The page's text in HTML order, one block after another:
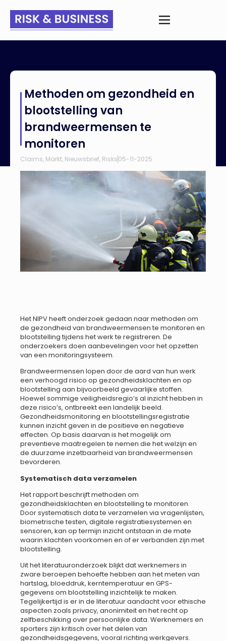
van brandweermensen te monitoren
Methoden om gezondheid en
blootstelling van
brandweermensen te
monitoren
Claims, Markt, Nieuwsbrief, Risks05-11-2025
Het NIPV heeft onderzoek gedaan naar methoden om
de gezondheid van brandweermensen te monitoren en
blootstelling tijdens het werk te registreren. De
onderzoekers doen aanbevelingen voor het opzetten
van een monitoringsysteem.
Brandweermensen lopen door de aard van hun werk
een verhoogd risico op gezondheidsklachten en op
blootstelling aan bijvoorbeeld gevaarlijke stoffen.
Hoewel sommige veiligheidsregio’s al inzicht hebben in
deze risico’s, ontbreekt een landelijk beeld.
Gezondheidsmonitoring en blootstellingsregistratie
kunnen inzicht geven in de positieve en negatieve
effecten. Op basis daarvan is het mogelijk om
preventieve maatregelen te nemen die het welzijn en
de duurzame inzetbaarheid van brandweermensen
bevorderen.
Systematisch data verzamelen
Het rapport beschrijft methoden om
gezondheidsklachten en blootstelling te monitoren.
Door systematisch data te verzamelen via vragenlijsten,
biometrische testen, digitale registratiesystemen en
sensoren, kan op termijn inzicht ontstaan in de mate
waarin klachten voorkomen en of er verbanden zijn met
blootstelling.
Uit het literatuuronderzoek blijkt dat werknemers in
zware beroepen behoefte hebben aan het meten van
hartslag, bloeddruk, kerntemperatuur en GPS-
gegevens om blootstelling inzichtelijk te maken.
Tegelijkertijd is er in de literatuur aandacht voor ethische
aspecten zoals privacy, anonimiteit en het recht op
zelfbeschikking over persoonlijke data. Werknemers en
sporters zijn kritisch over het delen van
gezondheidsgegevens, vooral richting werkgevers.